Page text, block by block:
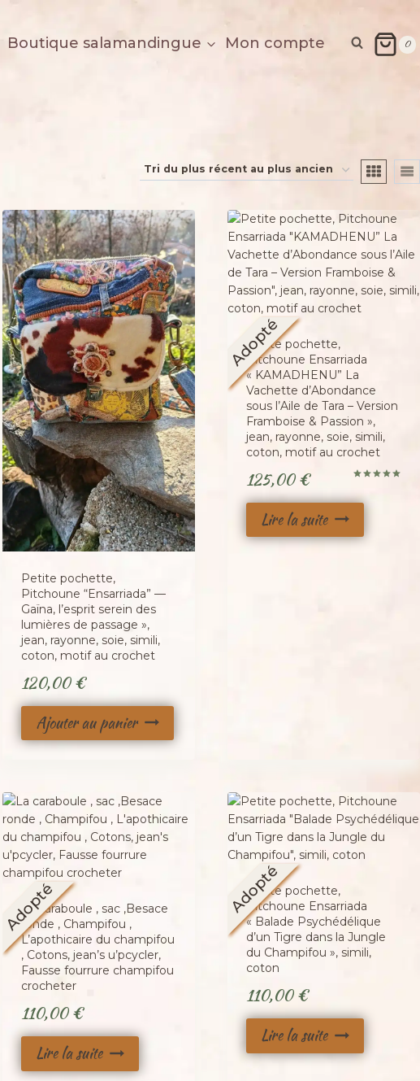
Boutique salamandingue Mon compte 0
Petite pochette,
Pitchoune “Ensarriada” —
Gaïna, l’esprit serein des
lumières de passage »,
jean, rayonne, soie, simili,
coton, motif au crochet
120,00€
Ajouter au panier
Adopté
Petite pochette,
Pitchoune Ensarriada
« KAMADHENU” La
Vachette d’Abondance
sous l’Aile de Tara – Version
Framboise & Passion »,
jean, rayonne, soie, simili,
coton, motif au crochet
5.00
sur 5
125,00€
Lire la suite
Adopté
La caraboule , sac ,Besace
ronde , Champifou ,
L’apothicaire du champifou
, Cotons, jean’s u’pcycler,
Fausse fourrure champifou
crocheter
110,00€
Lire la suite
Adopté
Petite pochette,
Pitchoune Ensarriada
« Balade Psychédélique
d’un Tigre dans la Jungle
du Champifou », simili,
coton
110,00€
Lire la suite